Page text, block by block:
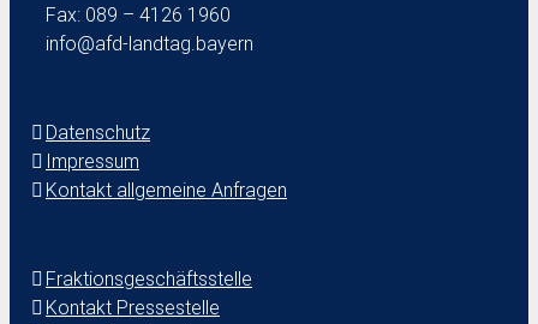
Fax: 089 – 4126 1960
info@afd-landtag.bayern
Datenschutz
Impressum
Kontakt allgemeine Anfragen
Fraktionsgeschäftsstelle
Kontakt Pressestelle